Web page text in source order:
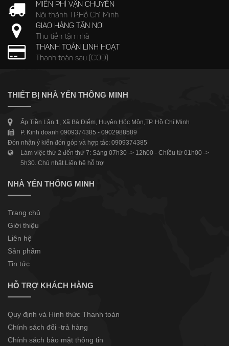
MIỄN PHÍ VẬN CHUYỂN
Nội thành TP.Hồ Chí Minh
GIAO HÀNG TẬN NƠI
Thu tiền tận nhà
THANH TOÁN LINH HOẠT
Thanh toán sau (COD)
THIẾT BỊ NHÀ YẾN THÔNG MINH
Ấp Tiền Lân 1, Xã Bà Điểm, Huyện Hóc Môn,TP. Hồ Chí Minh
P. Kinh doanh 0909374385 - 0902988589
Đón nhận ý kiến đón góp và hợp tác: 0909374385
Làm việc thứ 2 đến thứ 7: Sáng 07h30 -> 12h00 - Chiều từ 01h00 ->
5h30. Chủ nhật Liên hệ hỗ trợ
NHÀ YẾN THÔNG MINH
Trang chủ
Giới thiệu
Liên hệ
Sản phẩm
Tin tức
HỖ TRỢ KHÁCH HÀNG
Quy định và Hình thức Thanh toán
Chính sách đổi -trả hàng
Chính sách bảo mật thông tin